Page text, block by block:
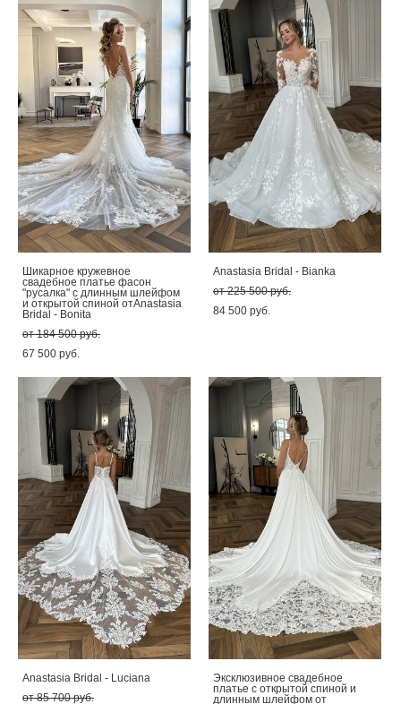
Шикарное кружевное
свадебное платье фасон
"русалка" с длинным шлейфом
и открытой спиной отAnastasia
Bridal - Bonita
от 184 500 pуб.
67 500 pуб.
Anastasia Bridal - Bianka
от 225 500 pуб.
84 500 pуб.
Anastasia Bridal - Luciana
от 85 700 pуб.
Эксклюзивное свадебное
платье с открытой спиной и
длинным шлейфом от